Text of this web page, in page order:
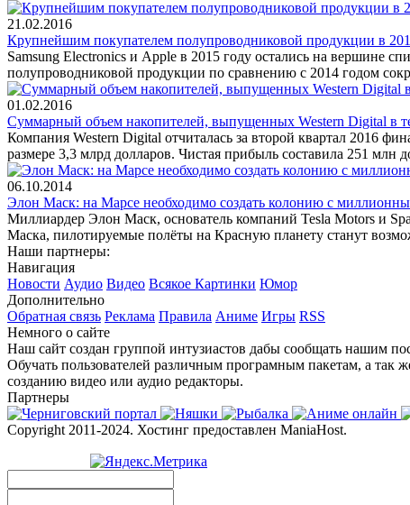
21.02.2016
Крупнейшим покупателем полупроводниковой продукции в
Samsung Electronics и Apple в 2015 году остались на вершине
полупроводниковой продукции по сравнению с 2014 годом
01.02.2016
Суммарный объем накопителей, выпущенных Western Digital в
Компания Western Digital отчиталась за второй квартал 2016
размере 3,3 млрд долларов. Чистая прибыль составила 251 млн
06.10.2014
Элон Маск: на Марсе необходимо создать колонию с
Миллиардер Элон Маск, основатель компаний Tesla Motors и
Маска, пилотируемые полёты на Красную планету станут
Наши партнеры:
Навигация
Новости Аудио Видео Всякое Картинки Юмор
Дополнительно
Обратная связь Реклама Правила Аниме Игры RSS
Немного о сайте
Наш сайт создан группой интузиастов дабы сообщать нашим
Обучать пользователей различным програмным пакетам, а
созданию видео или аудио редакторы.
Партнеры
Copyright 2011-2024. Хостинг предоставлен ManiaHost.